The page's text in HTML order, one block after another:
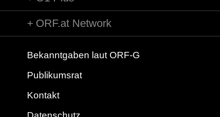
ORF.at Network
Bekanntgaben laut ORF-G
Publikumsrat
Kontakt